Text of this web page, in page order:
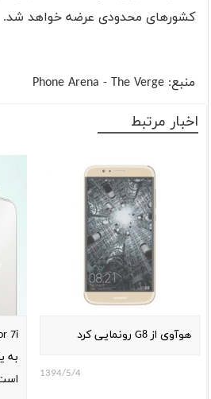
کشورهای محدودی عرضه خواهد شد.
منبع: Phone Arena - The Verge
اخبار مرتبط
هوآوی از G8 رونمایی کرد
1394/5/4
به